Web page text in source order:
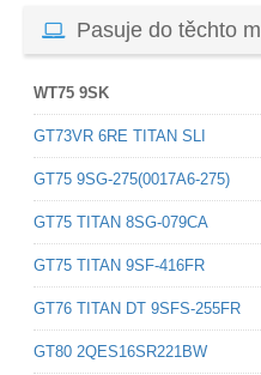
Pasuje do těchto
WT75 9SK
GT73VR 6RE TITAN SLI
GT75 9SG-275(0017A6-275)
GT75 TITAN 8SG-079CA
GT75 TITAN 9SF-416FR
GT76 TITAN DT 9SFS-255FR
GT80 2QES16SR221BW